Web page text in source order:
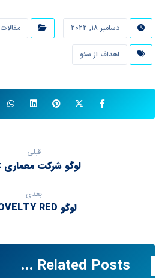
دسامبر ۱۸, ۲۰۲۲ مقالات
اهداف از سئو
قبلی
لوگو شرکت معماری fsk
بعدی
لوگو NOVELTY RED
Related Posts ...